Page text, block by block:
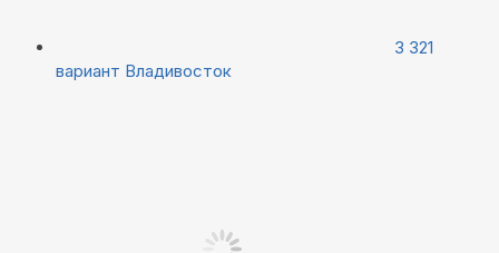
3 321
вариант Владивосток